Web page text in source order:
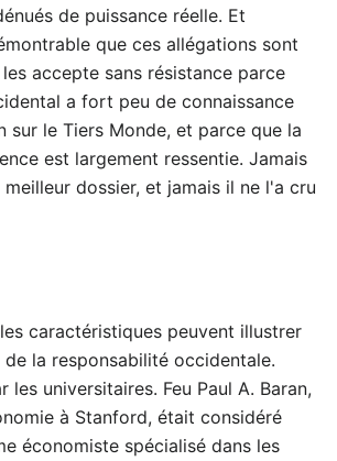
de puissance réelle. Et
que ces allégations sont
accepte sans résistance parce
a fort peu de connaissance
sur le Tiers Monde, et parce que la
est largement ressentie. Jamais
dossier, et jamais il ne l'a cru
caractéristiques peuvent illustrer
de la responsabilité occidentale.
les universitaires. Feu Paul A. Baran,
à Stanford, était considéré
économiste spécialisé dans les